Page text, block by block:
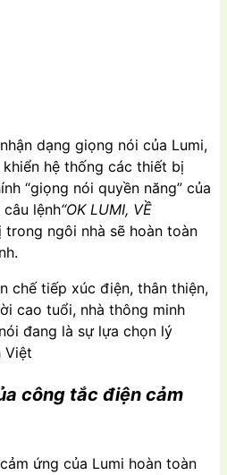
dạng giọng nói của Lumi,
hệ thống các thiết bị
“giọng nói quyền năng” của
lệnh“OK LUMI, VỀ
ngôi nhà sẽ hoàn toàn
chế tiếp xúc điện, thân thiện,
cao tuổi, nhà thông minh
đang là sự lựa chọn lý
Việt
công tắc điện cảm
ứng của Lumi hoàn toàn